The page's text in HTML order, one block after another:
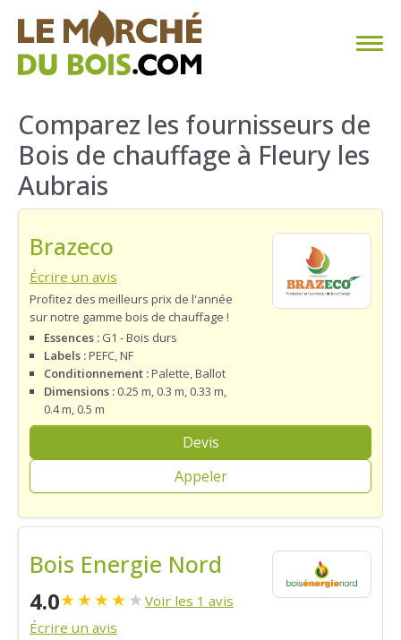
CHAUFFAGE AU BOIS
FAQ
CALCULER SA CONSOMMATION
TROUVER SON FOURNISSEUR
BLOG
ESPACE PRO
Comparez les fournisseurs de
Bois de chauffage à Fleury les
Aubrais
Brazeco
Écrire un avis
Profitez des meilleurs prix de l'année
sur notre gamme bois de chauffage !
Essences : G1 - Bois durs
Labels :PEFC, NF
Conditionnement :Palette, Ballot
Dimensions : 0.25 m, 0.3 m, 0.33 m,
0.4 m, 0.5 m
Devis
Appeler
Bois Energie Nord
4.0★★★★★ Voir les 1 avis
Écrire un avis